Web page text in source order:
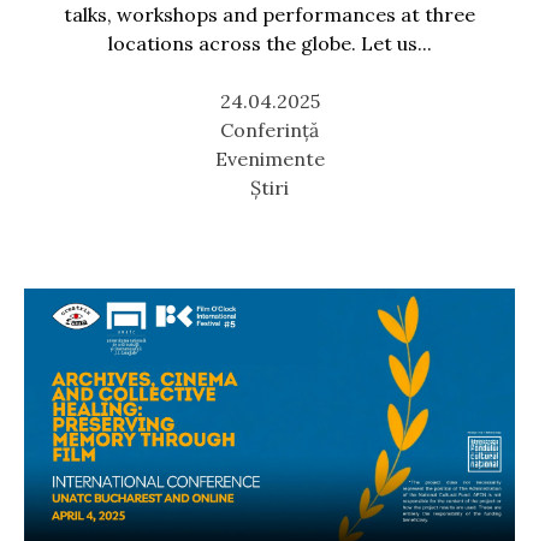
talks, workshops and performances at three
locations across the globe. Let us...
24.04.2025
Conferință
Evenimente
Știri